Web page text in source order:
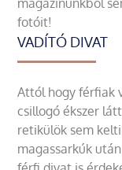
fotóit!
VADÍTÓ DIVAT
Attól hogy férfiak
csillogó ékszer
retikülök sem
magassarkúk